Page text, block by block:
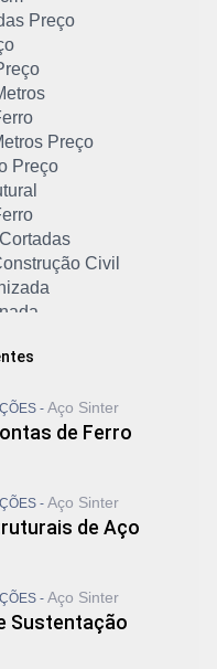
Preço
Preço
Preço
Civil
Metros
Kg
Preço
- Aço Sinter
de Ferro
- Aço Sinter
de Aço
- Aço Sinter
Sustentação